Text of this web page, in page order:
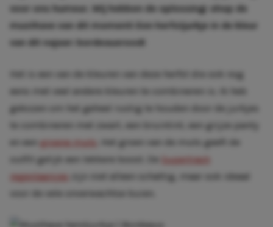
voor ons humeur. Wij hebben de oplossing: shop de
musthave van dit moment! Een herfstjurkje in de kleur
van dit najaar: bordeauxrood!
Het is een van de kleuren van deze herfst die ook nog
eens met veel andere kleuren te combineren is. Ik heb
gekozen om het geheel rustig te houden door de jurkjes
te combineren met zwart, een bruintint, een grijze panty
en een groene muts
. Het groen van de muts geeft de
outfit gelijk een lekkere boost. De
Supertrash
regenlaarsjes
zijn niet alleen schattig, maar ook ideaal
voor de vele onverwachtse buien.